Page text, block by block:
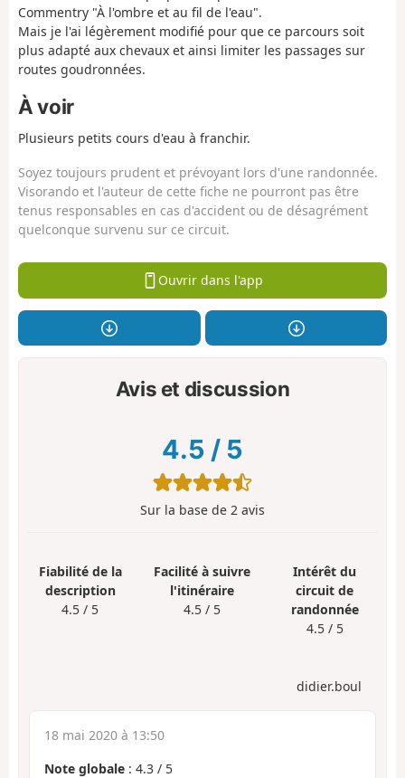
Commentry "À l'ombre et au fil de l'eau".
Mais je l'ai légèrement modifié pour que ce parcours soit
plus adapté aux chevaux et ainsi limiter les passages sur
routes goudronnées.
À voir
Plusieurs petits cours d'eau à franchir.
Soyez toujours prudent et prévoyant lors d'une randonnée.
Visorando et l'auteur de cette fiche ne pourront pas être
tenus responsables en cas d'accident ou de désagrément
quelconque survenu sur ce circuit.
Ouvrir dans l'app
Avis et discussion
4.5 / 5
Sur la base de 2 avis
Fiabilité de la
description
4.5 / 5
Facilité à suivre
l'itinéraire
4.5 / 5
Intérêt du
circuit de
randonnée
4.5 / 5
didier.boul
18 mai 2020 à 13:50
Note globale : 4.3 / 5